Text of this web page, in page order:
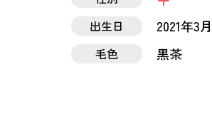
出生日
2021年3
毛色 黒茶